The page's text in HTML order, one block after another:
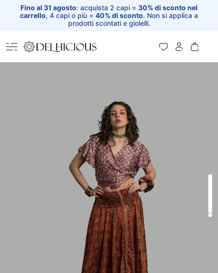
Fino al 31 agosto: acquista 2 capi = 30% di sconto nel
carrello, 4 capi o più = 40% di sconto. Non si applica a
prodotti scontati e gioielli.
Home